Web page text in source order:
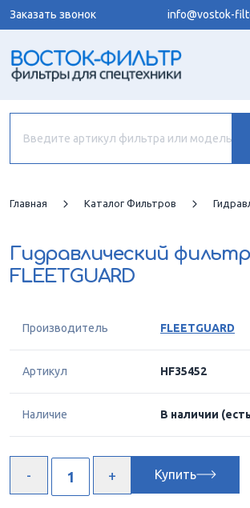
Заказать звонок info@vostok-
Главная Каталог Фильтров
Гидравлический фильтр
FLEETGUARD
Производитель FLEETGUARD
Артикул HF35452
Наличие В наличии
Купить